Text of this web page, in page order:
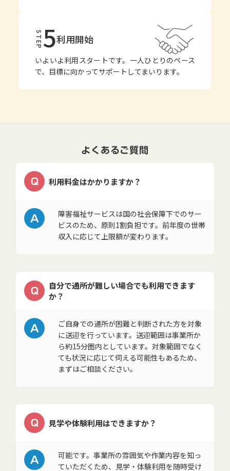
STEP5利用開始
いよいよ利用スタートです。一人ひとりのペース
で、目標に向かってサポートしてまいります。
よくあるご質問
Q
利用料金はかかりますか？
A
障害福祉サービスは国の社会保障下でのサー
ビスのため、原則1割負担です。前年度の世帯
収入に応じて上限額が変わります。
Q
自分で通所が難しい場合でも利用できます
か？
A
ご自身での通所が困難と判断された方を対象
に送迎を行っています。送迎範囲は事業所か
ら約15分圏内としています。対象範囲でなく
ても状況に応じて伺える可能性もあるため、
まずはご相談ください。
Q 見学や体験利用はできますか？
A
可能です。事業所の雰囲気や作業内容を知っ
ていただくため、見学・体験利用を随時受け